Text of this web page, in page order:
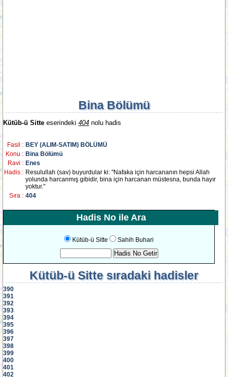
Bina Bölümü
Kütüb-ü Sitte eserindeki 404 nolu hadis
Fasil : BEY (ALIM-SATIM) BÖLÜMÜ
Konu : Bina Bölümü
Ravi : Enes
Hadis : Resulullah (sav) buyurdular ki: "Nafaka için harcananın hepsi Allah
yolunda harcanmış gibidir, bina için harcanan müstesna, bunda hayır
yoktur."
Sıra : 404
Hadis No ile Ara
Kütüb-ü Sitte Sahih Buhari
Kütüb-ü Sittesıradaki hadisler
390
391
392
393
394
395
396
397
398
399
400
401
402